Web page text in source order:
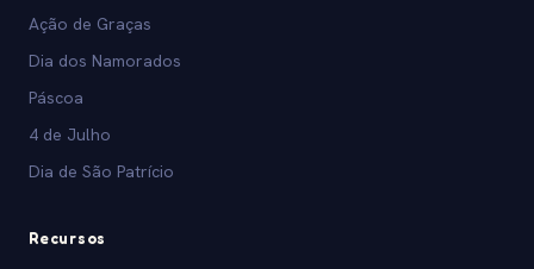
Ação de Graças
Dia dos Namorados
Páscoa
4 de Julho
Dia de São Patrício
Recursos